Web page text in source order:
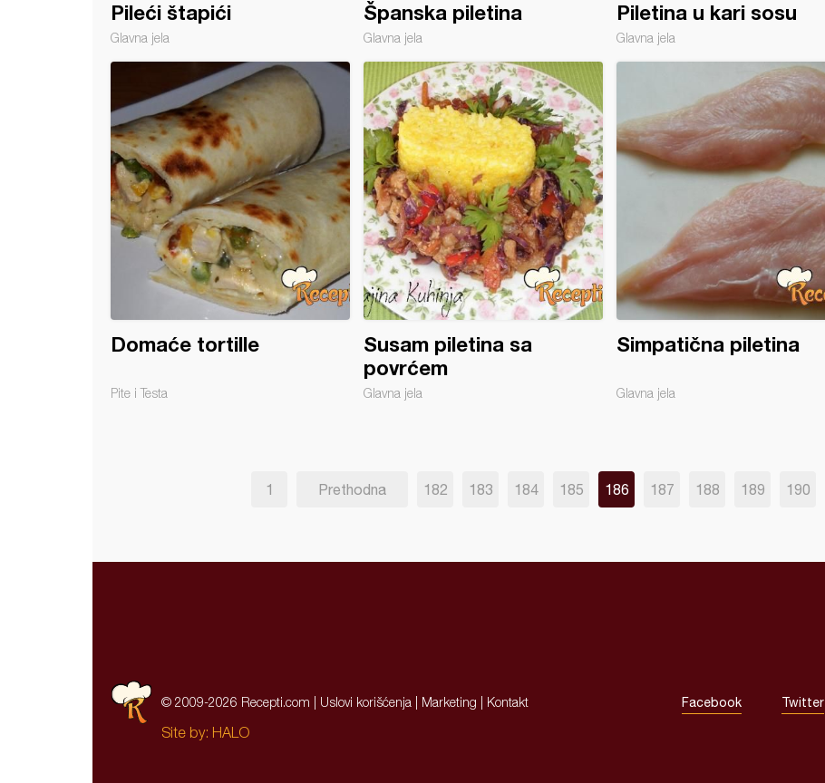
Pileći štapići
Glavna jela
Španska piletina
Glavna jela
Piletina u kari sosu
Glavna jela
Domaće tortille
Pite i Testa
Susam piletina sa
povrćem
Glavna jela
Simpatična piletina
Glavna jela
rigate sa piletinom i povrćem
1 Prethodna 182 183 184 185 186 187 188 189 190
© 2009-2026 Recepti.com | Uslovi korišćenja Marketing Kontakt Facebook Twitter
Site by: HALO